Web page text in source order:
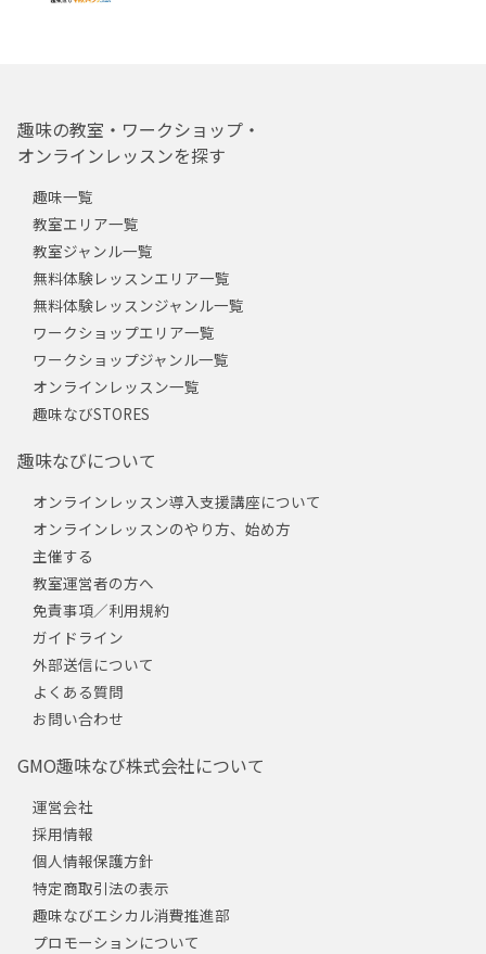
趣味の教室・ワークショップ・
オンラインレッスンを探す
趣味一覧
教室エリア一覧
教室ジャンル一覧
無料体験レッスンエリア一覧
無料体験レッスンジャンル一覧
ワークショップエリア一覧
ワークショップジャンル一覧
オンラインレッスン一覧
趣味なびSTORES
趣味なびについて
オンラインレッスン導入支援講座について
オンラインレッスンのやり方、始め方
主催する
教室運営者の方へ
免責事項／利用規約
ガイドライン
外部送信について
よくある質問
お問い合わせ
GMO趣味なび株式会社について
運営会社
採用情報
個人情報保護方針
特定商取引法の表示
趣味なびエシカル消費推進部
プロモーションについて